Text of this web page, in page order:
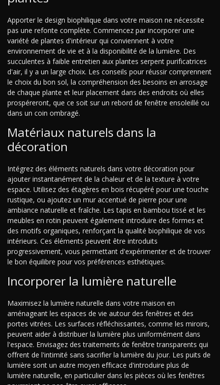
Apporter le design biophilique dans votre maison ne nécessite
pas une refonte complète. Commencez par incorporer une
variété de plantes d'intérieur qui conviennent à votre
environnement de vie et à la disponibilité de la lumière. Des
succulentes à faible entretien aux plantes serpent purificatrices
d'air, il y a un large choix. Les conseils pour réussir comprennent
le choix du bon sol, la compréhension des besoins en arrosage
de chaque plante et leur placement dans des endroits où elles
prospéreront, que ce soit sur un rebord de fenêtre ensoleillé ou
dans un coin ombragé.
Matériaux naturels dans la
décoration
Intégrez des éléments naturels dans votre décoration pour
ajouter instantanément de la chaleur et de la texture à votre
espace. Utilisez des étagères en bois récupéré pour une touche
rustique, ou ajoutez un mur accentué de pierre pour une
ambiance naturelle et fraîche. Les tapis en bambou tissé et les
meubles en rotin peuvent également introduire des formes et
des motifs organiques, renforçant la qualité biophilique de vos
intérieurs. Ces éléments peuvent être introduits
progressivement, vous permettant d'expérimenter et de trouver
le bon équilibre pour vos préférences esthétiques.
Incorporer la lumière naturelle
Maximisez la lumière naturelle dans votre maison en
aménageant les espaces de vie autour des fenêtres et des
portes vitrées. Les surfaces réfléchissantes, comme les miroirs,
peuvent aider à distribuer la lumière plus uniformément dans
l'espace. Envisagez des traitements de fenêtre transparents qui
offrent de l'intimité sans sacrifier la lumière du jour. Les puits de
lumière sont un autre moyen efficace d'introduire plus de
lumière naturelle, en particulier dans les pièces où les fenêtres